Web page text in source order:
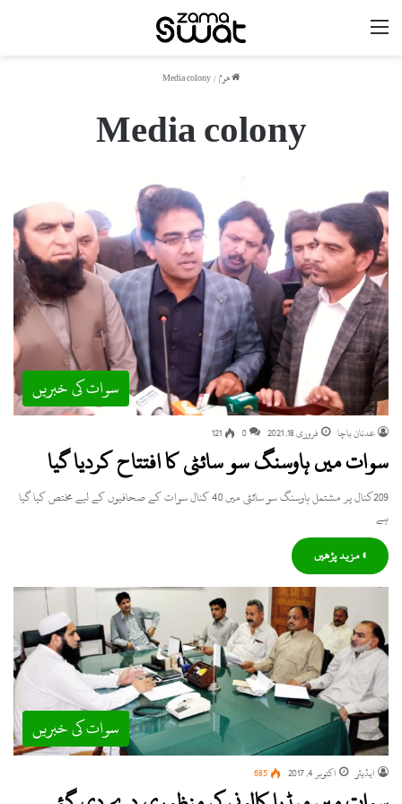
ھوم/
Media colony
Media colony
سوات کی خبریں
عدنان باچا فروری 18, 2021 0
121
سوات میں ہاوسنگ سو سائٹی کا افتتاح کردیا گیا
209کنال پر مشتمل ہاوسنگ سو سائٹی میں 40 کنال سوات کے صحافیوں کے لیے مختص کیا گیا
ہے
» مزید پڑھیں
سوات کی خبریں
ایڈیٹر اکتوبر 4, 2017 685